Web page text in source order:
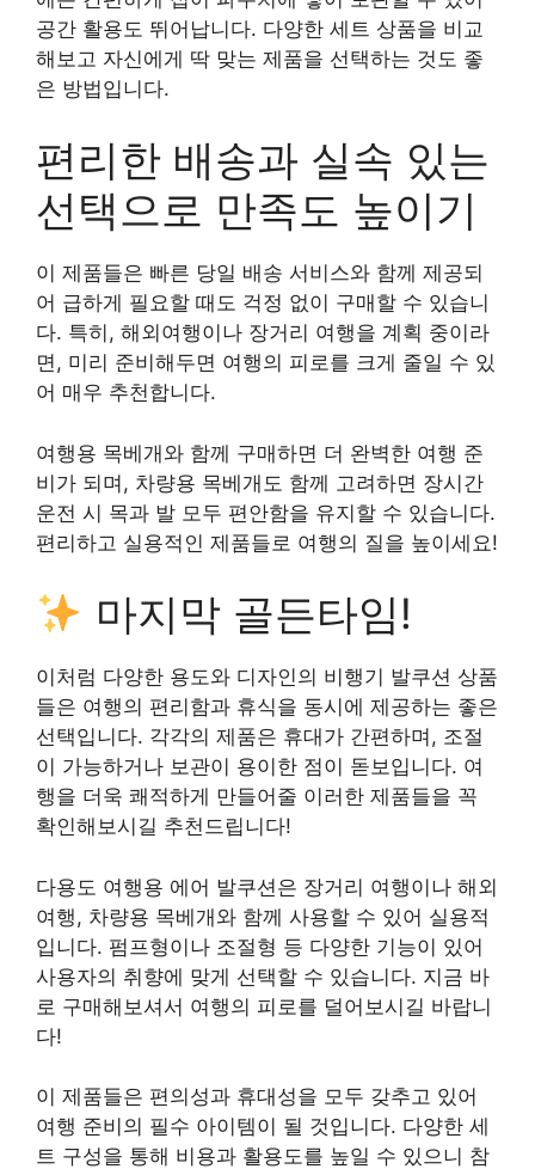
공간 활용도 뛰어납니다. 다양한 세트 상품을 비교
해보고 자신에게 딱 맞는 제품을 선택하는 것도 좋
은 방법입니다.
편리한 배송과 실속 있는
선택으로 만족도 높이기
이 제품들은 빠른 당일 배송 서비스와 함께 제공되
어 급하게 필요할 때도 걱정 없이 구매할 수 있습니
다. 특히, 해외여행이나 장거리 여행을 계획 중이라
면, 미리 준비해두면 여행의 피로를 크게 줄일 수 있
어 매우 추천합니다.
여행용 목베개와 함께 구매하면 더 완벽한 여행 준
비가 되며, 차량용 목베개도 함께 고려하면 장시간
운전 시 목과 발 모두 편안함을 유지할 수 있습니다.
편리하고 실용적인 제품들로 여행의 질을 높이세요!
마지막 골든타임!
이처럼 다양한 용도와 디자인의 비행기 발쿠션 상품
들은 여행의 편리함과 휴식을 동시에 제공하는 좋은
선택입니다. 각각의 제품은 휴대가 간편하며, 조절
이 가능하거나 보관이 용이한 점이 돋보입니다. 여
행을 더욱 쾌적하게 만들어줄 이러한 제품들을 꼭
확인해보시길 추천드립니다!
다용도 여행용 에어 발쿠션은 장거리 여행이나 해외
여행, 차량용 목베개와 함께 사용할 수 있어 실용적
입니다. 펌프형이나 조절형 등 다양한 기능이 있어
사용자의 취향에 맞게 선택할 수 있습니다. 지금 바
로 구매해보셔서 여행의 피로를 덜어보시길 바랍니
다!
이 제품들은 편의성과 휴대성을 모두 갖추고 있어
여행 준비의 필수 아이템이 될 것입니다. 다양한 세
트 구성을 통해 비용과 활용도를 높일 수 있으니 참